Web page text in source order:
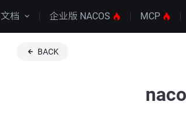
文档 企业版 NACOS MCP
BACK